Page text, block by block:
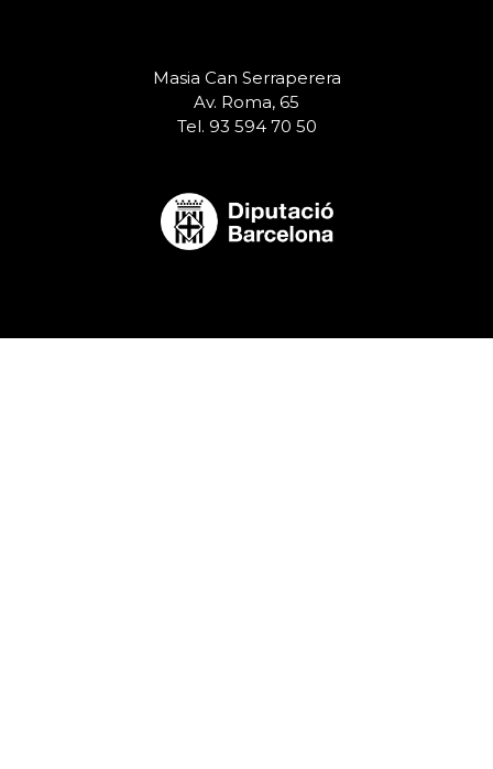
Masia Can Serraperera
Av. Roma, 65
Tel. 93 594 70 50